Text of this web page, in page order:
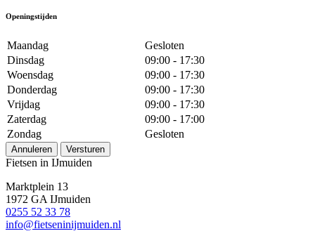
Openingstijden
Maandag
Gesloten
Dinsdag
09:00 - 17:30
Woensdag
09:00 - 17:30
Donderdag
09:00 - 17:30
Vrijdag
09:00 - 17:30
Zaterdag
09:00 - 17:00
Zondag
Gesloten
Annuleren Versturen
Fietsen in IJmuiden
Marktplein 13
1972 GA IJmuiden
0255 52 33 78
info@fietseninijmuiden.nl